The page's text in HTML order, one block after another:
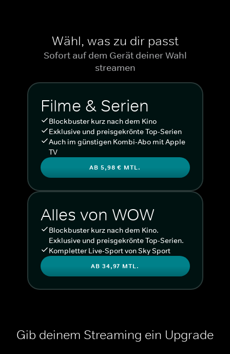
Wähl, was zu dir passt
Sofort auf dem Gerät deiner Wahl
streamen
Filme & Serien
Blockbuster kurz nach dem Kino
Exklusive und preisgekrönte Top-Serien
Auch im günstigen Kombi-Abo mit Apple
TV
AB 5,98 € MTL.
Alles von WOW
Blockbuster kurz nach dem Kino.
Exklusive und preisgekrönte Top-Serien.
Kompletter Live-Sport von Sky Sport
AB 34,97 MTL.
Gib deinem Streaming ein Upgrade